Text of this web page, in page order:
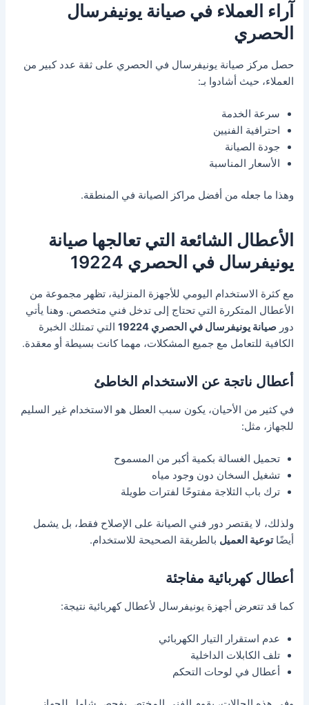
آراء العملاء في صيانة يونيفرسال
الحصري
حصل مركز صيانة يونيفرسال في الحصري على ثقة عدد كبير من
العملاء، حيث أشادوا بـ:
سرعة الخدمة
احترافية الفنيين
جودة الصيانة
الأسعار المناسبة
وهذا ما جعله من أفضل مراكز الصيانة في المنطقة.
الأعطال الشائعة التي تعالجها صيانة
يونيفرسال في الحصري 19224
مع كثرة الاستخدام اليومي للأجهزة المنزلية، تظهر مجموعة من
الأعطال المتكررة التي تحتاج إلى تدخل فني متخصص. وهنا يأتي
دورصيانة يونيفرسال في الحصري 19224
التي تمتلك الخبرة
الكافية للتعامل مع جميع المشكلات، مهما كانت بسيطة أو معقدة.
أعطال ناتجة عن الاستخدام الخاطئ
في كثير من الأحيان، يكون سبب العطل هو الاستخدام غير السليم
للجهاز، مثل:
تحميل الغسالة بكمية أكبر من المسموح
تشغيل السخان دون وجود مياه
ترك باب الثلاجة مفتوحًا لفترات طويلة
ولذلك، لا يقتصر دور فني الصيانة على الإصلاح فقط، بل يشمل
أيضًاتوعية العميل بالطريقة الصحيحة للاستخدام.
أعطال كهربائية مفاجئة
كما قد تتعرض أجهزة يونيفرسال لأعطال كهربائية نتيجة:
عدم استقرار التيار الكهربائي
تلف الكابلات الداخلية
أعطال في لوحات التحكم